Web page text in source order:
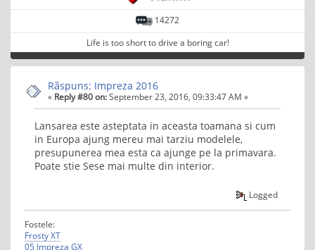
14272
Life is too short to drive a boring car!
Rãspuns: Impreza 2016
« Reply #80 on:September 23, 2016, 09:33:47 AM »
Lansarea este asteptata in aceasta toamana si cum
in Europa ajung mereu mai tarziu modelele,
presupunerea mea esta ca ajunge pe la primavara.
Poate stie Sese mai multe din interior.
Logged
Fostele:
Frosty XT
05 Impreza GX